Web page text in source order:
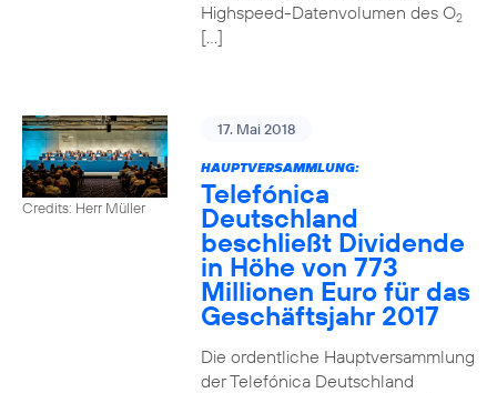
Highspeed-Datenvolumen des O2
[…]
Credits: Herr Müller
17. Mai 2018
HAUPTVERSAMMLUNG:
Telefónica
Deutschland
beschließt Dividende
in Höhe von 773
Millionen Euro für das
Geschäftsjahr 2017
Die ordentliche Hauptversammlung
der Telefónica Deutschland